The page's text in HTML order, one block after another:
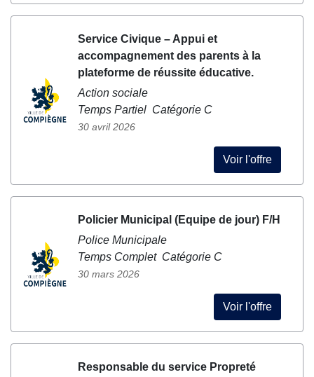
Service Civique – Appui et
accompagnement des parents à la
plateforme de réussite éducative.
Action sociale
Temps Partiel Catégorie C
30 avril 2026
Voir l'offre
Policier Municipal (Equipe de jour) F/H
Police Municipale
Temps Complet Catégorie C
30 mars 2026
Voir l'offre
Responsable du service Propreté